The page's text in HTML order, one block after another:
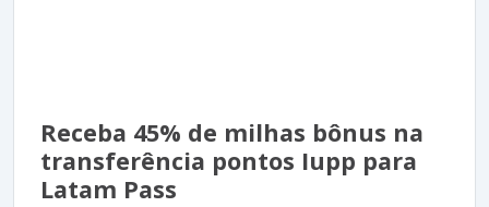
Receba 45% de milhas bônus na
transferência pontos Iupp para
Latam Pass